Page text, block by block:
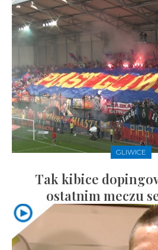
GLIWICE
Tak kibice
ostatnim meczu